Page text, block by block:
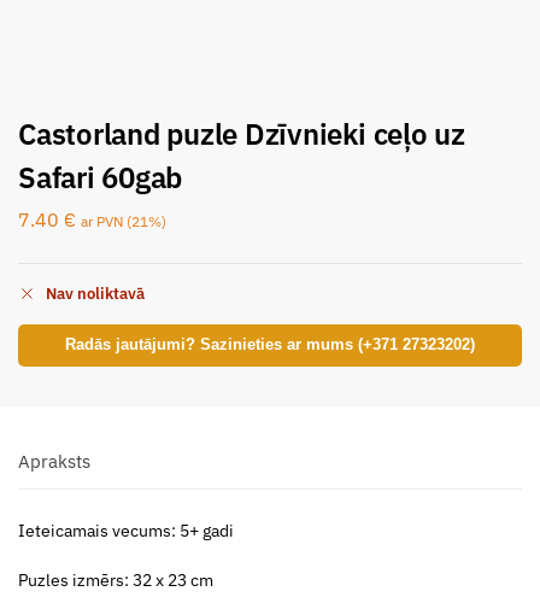
Castorland puzle Dzīvnieki ceļo uz
Safari 60gab
7.40 € ar PVN (21%)
Nav noliktavā
Radās jautājumi? Sazinieties ar mums (+371 27323202)
Apraksts
Ieteicamais vecums: 5+ gadi
Puzles izmērs: 32 x 23 cm